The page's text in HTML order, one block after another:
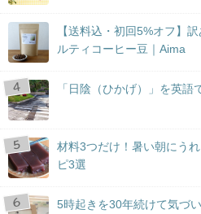
【送料込・初回5%オフ】
ルティコーヒー豆｜Aima
「日陰（ひかげ）」を英語
材料3つだけ！暑い朝にう
ピ3選
5時起きを30年続けて気づ